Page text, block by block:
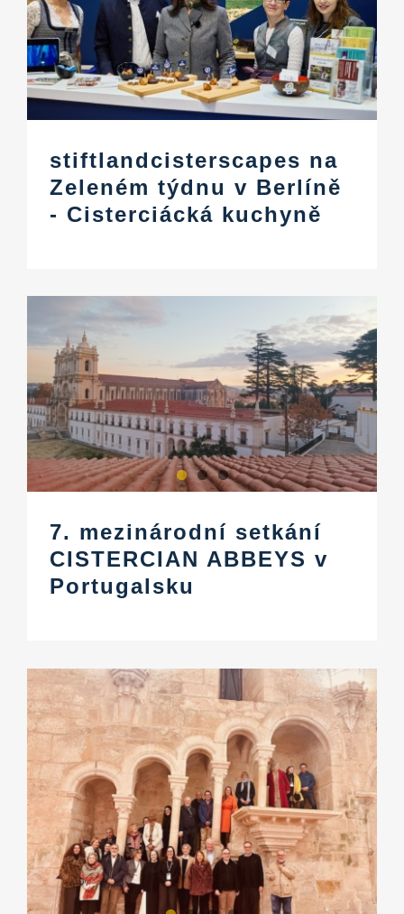
stiftlandcisterscapes na
Zeleném týdnu v Berlíně
- Cisterciácká kuchyně
7. mezinárodní setkání
CISTERCIAN ABBEYS v
Portugalsku